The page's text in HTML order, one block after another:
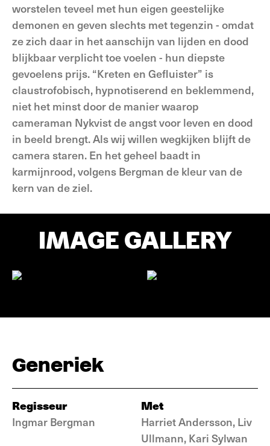
worstelen teveel met hun eigen geestelijke
demonen en geven slechts met tegenzin - omdat
ze zich daar in het aanschijn van lijden en dood
blijkbaar verplicht toe voelen - hun diepste
gevoelens prijs. “Kreten en Gefluister” is
claustrofobisch, hypnotiserend en beklemmend,
niet het minst door de manier waarop
cameraman Nykvist de angst voor leven en dood
in beeld brengt. Als wij willen wegkijken blijft de
camera staren. En het geheel baadt in
karmijnrood, volgens Bergman de kleur van de
kern van de ziel.
IMAGE GALLERY
Generiek
Regisseur
Ingmar Bergman
Met
Harriet Andersson, Liv
Ullmann, Kari Sylwan